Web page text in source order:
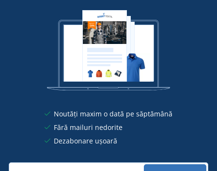
Noutăți maxim o dată pe săptămână
Fără mailuri nedorite
Dezabonare ușoară